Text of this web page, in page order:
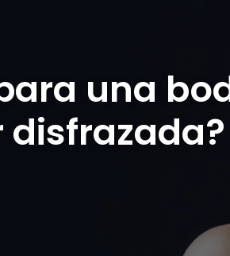
una
disfrazada?